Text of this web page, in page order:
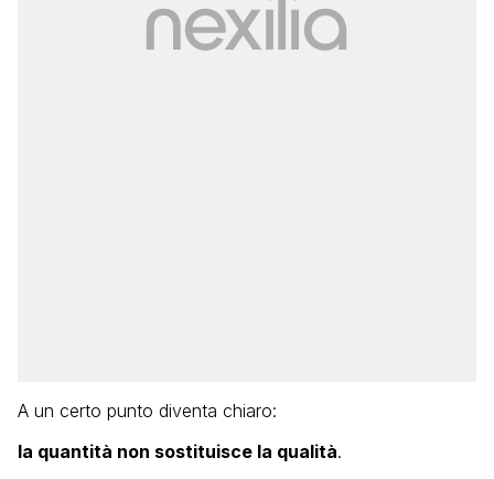
A un certo punto diventa chiaro:
la quantità non sostituisce la qualità.